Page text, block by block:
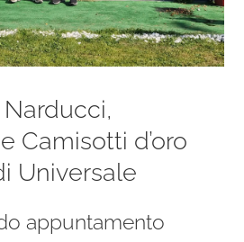
Camisotti d’oro
Universale
appuntamento